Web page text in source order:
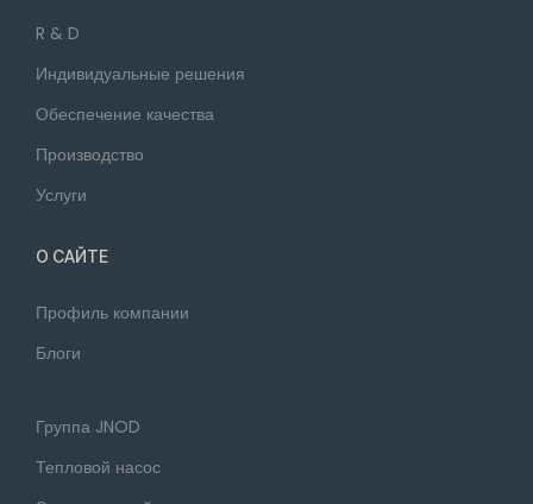
R & D
Индивидуальные решения
Обеспечение качества
Производство
Услуги
О САЙТЕ
Профиль компании
Блоги
Группа JNOD
Тепловой насос